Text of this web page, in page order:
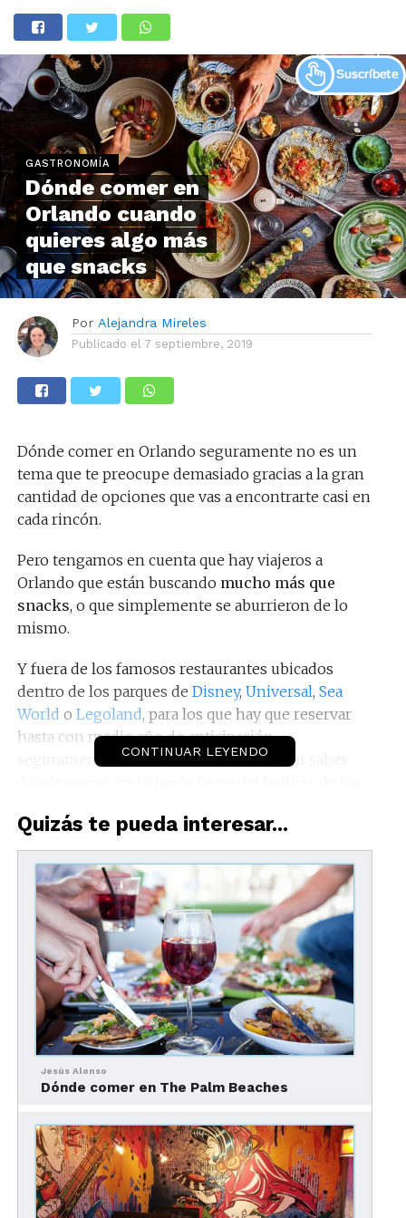
GASTRONOMÍA
Dónde comer en
Orlando cuando
quieres algo más
que snacks
Por Alejandra Mireles
Publicado el 7 septiembre, 2019
Dónde comer en Orlando seguramente no es un
tema que te preocupe demasiado gracias a la gran
cantidad de opciones que vas a encontrarte casi en
cada rincón.
Pero tengamos en cuenta que hay viajeros a
Orlando que están buscando mucho más que
snacks, o que simplemente se aburrieron de lo
mismo.
Y fuera de los famosos restaurantes ubicados
dentro de los parques de Disney, Universal, Sea
World o Legoland, para los que hay que reservar
hasta con medio año de anticipación,
seguramente hay viajeros interesados en saber
Orlando: guía completa para tu próxima visita
Dónde comer en Orlando
fuera de los parques
Wine Bar George
CONTINUAR LEYENDO
Quizás te pueda interesar...
Jesús Alonso
Dónde comer en The Palm Beaches